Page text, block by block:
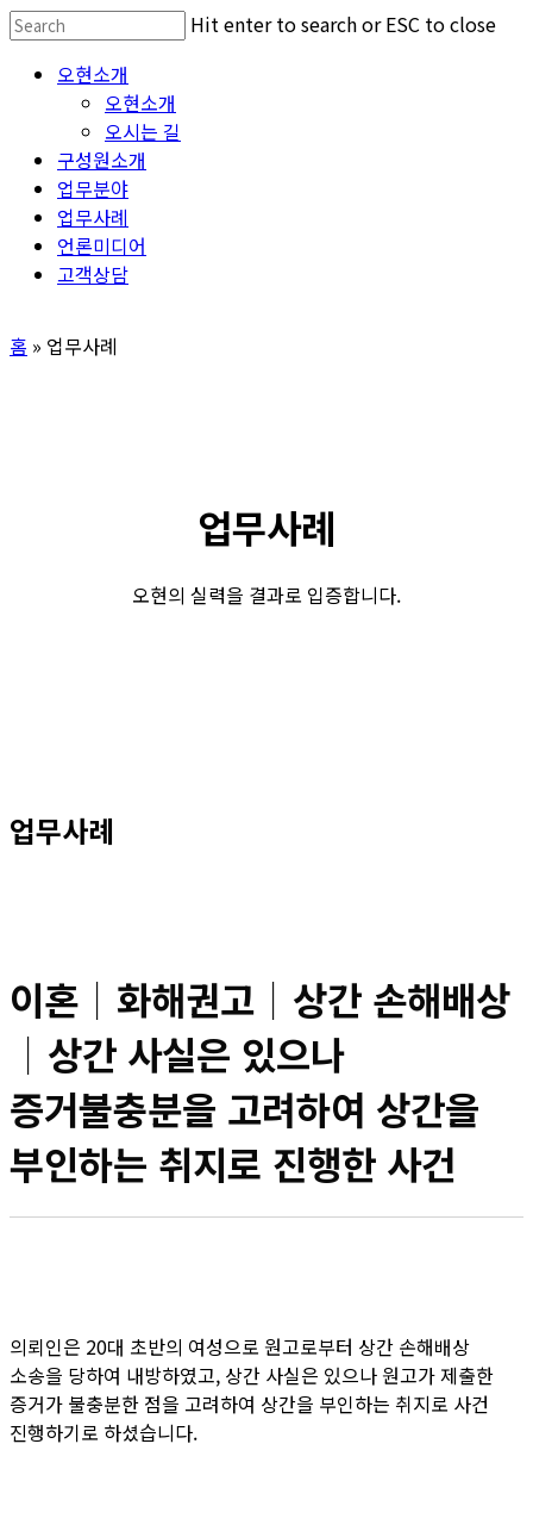
Skip
main
Hit enter to search or ESC to close
Search
Menu 오현소개
오현소개
오시는 길
구성원소개
업무분야
업무사례
언론미디어
고객상담
홈 » 업무사례
업무사례
오현의 실력을 결과로 입증합니다.
업무사례
이혼│화해권고│상간 손해배상
│상간 사실은 있으나
증거불충분을 고려하여 상간을
부인하는 취지로 진행한 사건
의뢰인은 20대 초반의 여성으로 원고로부터 상간 손해배상
소송을 당하여 내방하였고, 상간 사실은 있으나 원고가 제출한
증거가 불충분한 점을 고려하여 상간을 부인하는 취지로 사건
진행하기로 하셨습니다.